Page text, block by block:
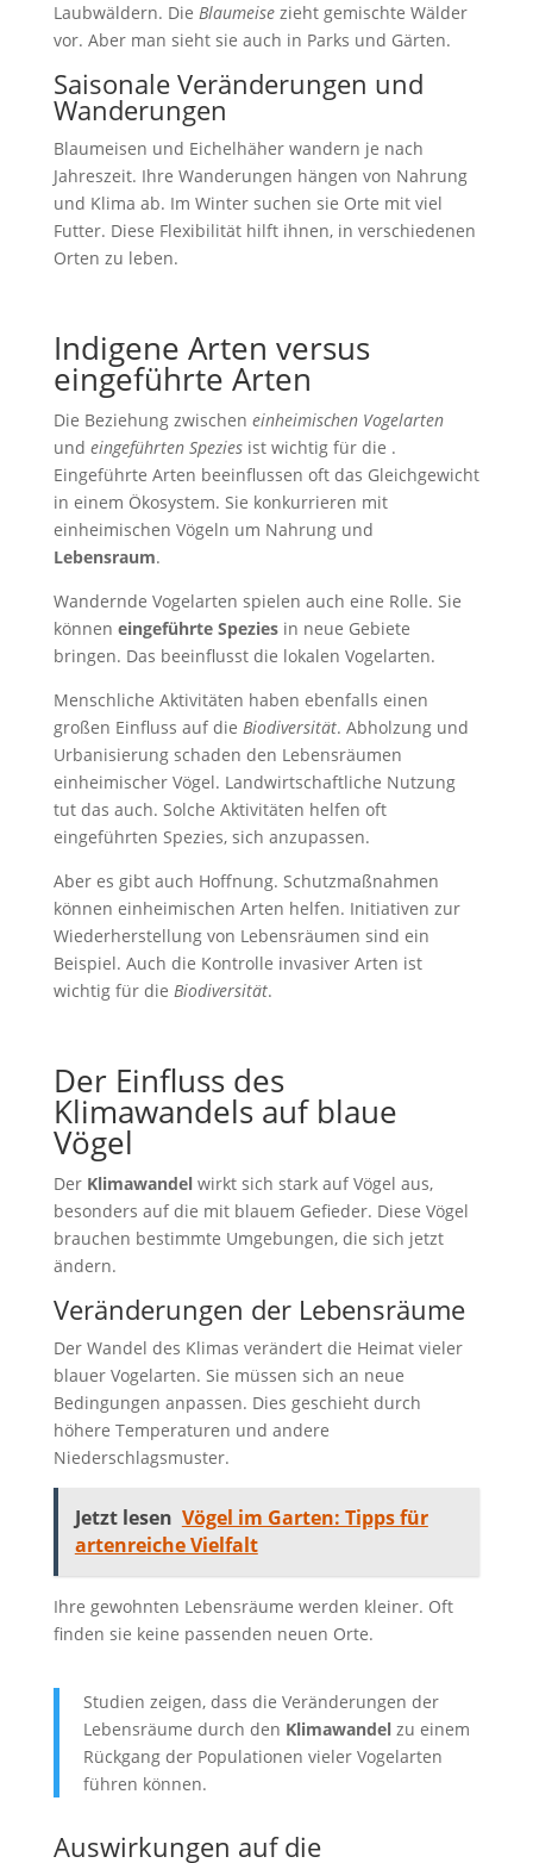
Laubwäldern. Die Blaumeisezieht gemischte Wälder
vor. Aber man sieht sie auch in Parks und Gärten.
Saisonale Veränderungen und
Wanderungen
Blaumeisen und Eichelhäher wandern je nach
Jahreszeit. Ihre Wanderungen hängen von Nahrung
und Klima ab. Im Winter suchen sie Orte mit viel
Futter. Diese Flexibilität hilft ihnen, in verschiedenen
Orten zu leben.
Indigene Arten versus
eingeführte Arten
Die Beziehung zwischen einheimischen Vogelarten
und eingeführten Speziesist wichtig für die .
Eingeführte Arten beeinflussen oft das Gleichgewicht
in einem Ökosystem. Sie konkurrieren mit
einheimischen Vögeln um Nahrung und
Lebensraum.
Wandernde Vogelarten spielen auch eine Rolle. Sie
können eingeführte Speziesin neue Gebiete
bringen. Das beeinflusst die lokalen Vogelarten.
Menschliche Aktivitäten haben ebenfalls einen
großen Einfluss auf die Biodiversität. Abholzung und
Urbanisierung schaden den Lebensräumen
einheimischer Vögel. Landwirtschaftliche Nutzung
tut das auch. Solche Aktivitäten helfen oft
eingeführten Spezies, sich anzupassen.
Aber es gibt auch Hoffnung. Schutzmaßnahmen
können einheimischen Arten helfen. Initiativen zur
Wiederherstellung von Lebensräumen sind ein
Beispiel. Auch die Kontrolle invasiver Arten ist
wichtig für die Biodiversität.
Der Einfluss des
Klimawandels auf blaue
Vögel
Der Klimawandelwirkt sich stark auf Vögel aus,
besonders auf die mit blauem Gefieder. Diese Vögel
brauchen bestimmte Umgebungen, die sich jetzt
ändern.
Veränderungen der Lebensräume
Der Wandel des Klimas verändert die Heimat vieler
blauer Vogelarten. Sie müssen sich an neue
Bedingungen anpassen. Dies geschieht durch
höhere Temperaturen und andere
Niederschlagsmuster.
Jetzt lesen Vögel im Garten: Tipps für
artenreiche Vielfalt
Ihre gewohnten Lebensräume werden kleiner. Oft
finden sie keine passenden neuen Orte.
Studien zeigen, dass die Veränderungen der
Lebensräume durch den Klimawandelzu einem
Rückgang der Populationen vieler Vogelarten
führen können.
Auswirkungen auf die